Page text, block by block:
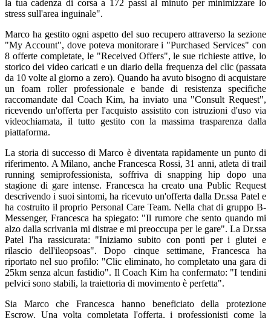
la tua cadenza di corsa a 172 passi al minuto per minimizzare lo
stress sull'area inguinale".
Marco ha gestito ogni aspetto del suo recupero attraverso la sezione
"My Account", dove poteva monitorare i "Purchased Services" con
8 offerte completate, le "Received Offers", le sue richieste attive, lo
storico dei video caricati e un diario della frequenza del clic (passata
da 10 volte al giorno a zero). Quando ha avuto bisogno di acquistare
un foam roller professionale e bande di resistenza specifiche
raccomandate dal Coach Kim, ha inviato una "Consult Request",
ricevendo un'offerta per l'acquisto assistito con istruzioni d'uso via
videochiamata, il tutto gestito con la massima trasparenza dalla
piattaforma.
La storia di successo di Marco è diventata rapidamente un punto di
riferimento. A Milano, anche Francesca Rossi, 31 anni, atleta di trail
running semiprofessionista, soffriva di snapping hip dopo una
stagione di gare intense. Francesca ha creato una Public Request
descrivendo i suoi sintomi, ha ricevuto un'offerta dalla Dr.ssa Patel e
ha costruito il proprio Personal Care Team. Nella chat di gruppo B-
Messenger, Francesca ha spiegato: "Il rumore che sento quando mi
alzo dalla scrivania mi distrae e mi preoccupa per le gare". La Dr.ssa
Patel l'ha rassicurata: "Iniziamo subito con ponti per i glutei e
rilascio dell'ileopsoas". Dopo cinque settimane, Francesca ha
riportato nel suo profilo: "Clic eliminato, ho completato una gara di
25km senza alcun fastidio". Il Coach Kim ha confermato: "I tendini
pelvici sono stabili, la traiettoria di movimento è perfetta".
Sia Marco che Francesca hanno beneficiato della protezione
Escrow. Una volta completata l'offerta, i professionisti come la